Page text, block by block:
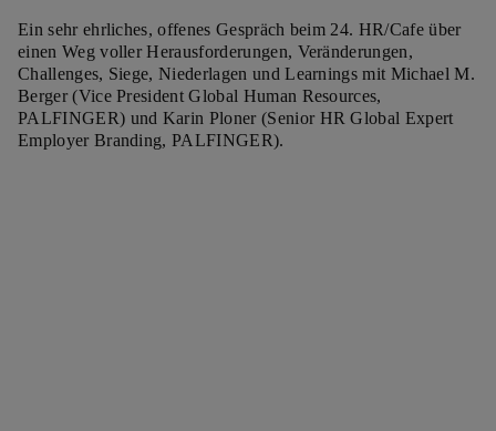
Ein sehr ehrliches, offenes Gespräch beim 24. HR/Cafe über
einen Weg voller Herausforderungen, Veränderungen,
Challenges, Siege, Niederlagen und Learnings mit Michael M.
Berger (Vice President Global Human Resources,
PALFINGER) und Karin Ploner (Senior HR Global Expert
Employer Branding, PALFINGER).